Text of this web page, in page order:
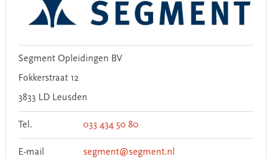
Segment Opleidingen BV
Fokkerstraat 12
3833 LD Leusden
Tel. 033 434 50 80
E-mail segment@segment.nl